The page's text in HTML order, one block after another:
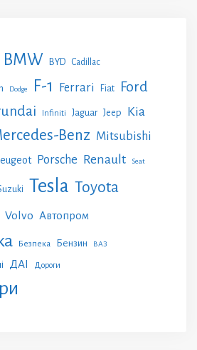
BMW BYD Cadillac
Dodge F-1 Ferrari Fiat Ford
Infiniti Jaguar Jeep Kia
Benz Mitsubishi
Porsche Renault Seat
Tesla Toyota
Volvo Автопром
Безпека Бензин ВАЗ
ДАІ Дороги